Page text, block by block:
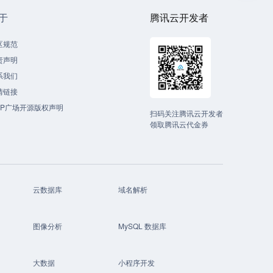
规范
声明
我们
链接
广场开源版权声明
腾讯云开发者
扫码关注腾讯云开发者
领取腾讯云代金券
云数据库 域名解析
图像分析 MySQL 数据库
大数据 小程序开发